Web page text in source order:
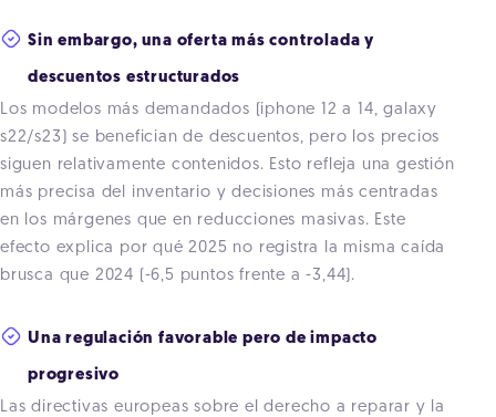
Sin embargo, una oferta más controlada y
descuentos estructurados
Los modelos más demandados (iphone 12 a 14, galaxy
s22/s23) se benefician de descuentos, pero los precios
siguen relativamente contenidos. Esto refleja una gestión
más precisa del inventario y decisiones más centradas
en los márgenes que en reducciones masivas. Este
efecto explica por qué 2025 no registra la misma caída
brusca que 2024 (-6,5 puntos frente a -3,44).
Una regulación favorable pero de impacto
progresivo
Las directivas europeas sobre el derecho a reparar y la